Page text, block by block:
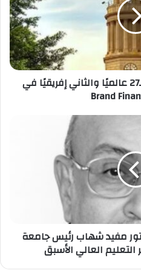
قصر العيني يحتل المركز الـ27 عالميًا والثاني إفريقيًا في
مفيد شهاب رئيس جامعة
التعليم العالي الأسبق